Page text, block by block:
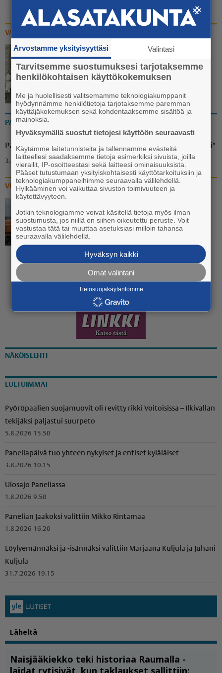
VANHAT KUVAT
Rippinuorten rennompi
yhteiskuva
PAKINAT
Pakina: "Ammuu! Eräänä iltana puuttuva palanen löytyi"
3.8. 18:00
VIDEOT
Video: Vanhan liikuntasalin
katoaminen Euran
käynnistyi
20.7. 13:30
NÄKÖISLEHTI
LUETUIMMAT
Pyöröpaalien suojamuovit oli revitty rikki Voitoisissa – Ilkivallan
tekijäksi paljastui suurpeto
5.8.2026 15.50
Paneliapäivä tuo yhteen nykyiset ja entiset kyläläiset
3.8.2026 10.15
Ulosajo Paneliassa
1.8.2026 9.50
Panelian Jaakoksi valittiin Mikko Rintamaa
1.8.2026 16.20
Löylyemännäksi ja -isännäksi valittiin Marjaana Kuljula ja Juhani
Kuljula
31.7.2026 19.15
Arvostamme yksityisyyttäsi Valintasi
Tarvitsemme suostumuksesi tarjotaksemme
henkilökohtaisen käyttökokemuksen
Me ja huolellisesti valitsemamme teknologiakumppanit
hyödynnämme henkilötietoja tarjotaksemme paremman
käyttäjäkokemuksen sekä kohdentaaksemme sisältöä ja
mainoksia.
Hyväksymällä suostut tietojesi käyttöön seuraavasti
Käytämme laitetunnisteita ja tallennamme evästeitä
laitteellesi saadaksemme tietoja esimerkiksi sivuista, joilla
vierailit, IP-osoitteestasi sekä laitteesi ominaisuuksista.
Pääset tutustumaan yksityiskohtaisesti käyttötarkoituksiin ja
teknologiakumppaneihimme seuraavalla välilehdellä.
Hylkääminen voi vaikuttaa sivuston toimivuuteen ja
käytettävyyteen.
Jotkin teknologiamme voivat käsitellä tietoja myös ilman
suostumusta, jos niillä on siihen oikeutettu peruste. Voit
vastustaa tätä tai muuttaa asetuksiasi milloin tahansa
seuraavalla välilehdellä.
Hyväksyn kaikki
Omat valintani
Tietosuojakäytäntömme